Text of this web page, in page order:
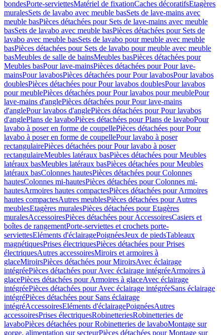
bondesPorte-serviettesMatériel de fixationCaches décoratifsEtagères
muralesSets de lavabo avec meuble basSets de lave-mains avec
meuble basPièces détachées pour Sets de lave-mains avec meuble
basSets de lavabo avec meuble basPièces détachées pour Sets de
lavabo avec meuble basSets de lavabo pour meuble avec meuble
basPièces détachées pour Sets de lavabo pour meuble avec meuble
basMeubles de salle de bainsMeubles basPièces détachées pour
Meubles basPour lave-mainsPièces détachées pour Pour lave-
mainsPour lavabosPièces détachées pour Pour lavabosPour lavabos
doublesPièces détachées pour Pour lavabos doublesPour lavabos
pour meublePièces détachées pour Pour lavabos pour meublePour
lave-mains d'anglePièces détachées pour Pour lave-mains
d'anglePour lavabos d'anglePièces détachées pour Pour lavabos
d'anglePlans de lavaboPièces détachées pour Plans de lavaboPour
lavabo à poser en forme de coupellePièces détachées pour Pour
lavabo à poser en forme de coupellePour lavabo à poser
rectangulairePièces détachées pour Pour lavabo à poser
rectangulaireMeubles latéraux basPièces détachées pour Meubles
latéraux basMeubles latéraux basPièces détachées pour Meubles
latéraux basColonnes hautesPièces détachées pour Colonnes
hautesColonnes mi-hautesPièces détachées pour Colonnes mi-
hautesArmoires hautes compactesPièces détachées pour Armoires
hautes compactesAutres meublesPièces détachées pour Autres
meublesEtagères muralesPièces détachées pour Etagères
muralesAccessoiresPièces détachées pour AccessoiresCasiers et
boîtes de rangementPorte-serviettes et crochets porte-
serviettesEléments d'éclairagePoignéesJeux de piedsTableaux
magnétiquesPrises électriquesPièces détachées pour Prises
électriquesAutres accessoiresMiroirs et armoires à
glaceMiroirsPièces détachées pour MiroirsAvec éclairage
intégréePièces détachées pour Avec éclairage intégréeArmoires à
glacePièces détachées pour Armoires à glaceAvec éclairage
intégréePièces détachées pour Avec éclairage intégréeSans éclairage
intégréPièces détachées pour Sans éclairage
intégréAccessoiresEléments d'éclairagePoignéesAutres
accessoiresPrises électriquesRobinetteriesRobinetteries de
lavaboPièces détachées pour Robinetteries de lavaboMontage sur
gorge, alimentation sur secteurPièces détachées pour Montage sur